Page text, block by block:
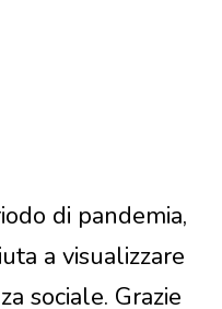
di pandemia,
a visualizzare
sociale. Grazie